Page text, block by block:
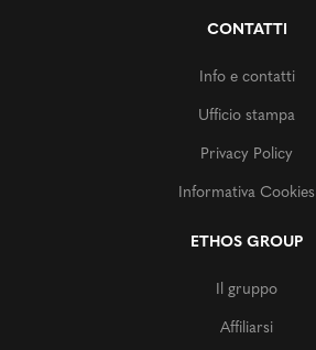
CONTATTI
Info e contatti
Ufficio stampa
Privacy Policy
Informativa Cookies
ETHOS GROUP
Il gruppo
Affiliarsi